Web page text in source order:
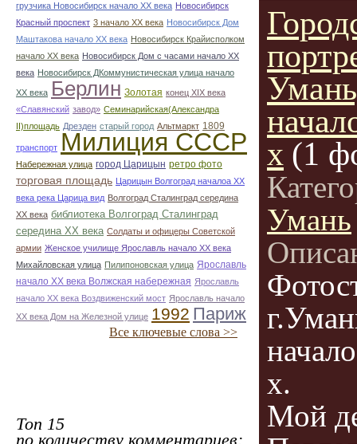
грузчика Новосибирск начало ХХ века Новосибирск
Красный проспект 3 начало ХХ века Новосибирск Дом
Маштакова начало ХХ века Новосибирск Крайисполком
начало ХХ века Новосибирск Дом с часами начало ХХ
века Новосибирск ДКоммунистическая улица начало
ХХ века Берлин Золотая конец ХІХ века
«Славянский завод» Семинарийская(Александра
II)площадь Дрезден старый город Альтмаркт 1809
транспорт Милиция СССР
Набережная улица город Царицын ретро фото
торговая площадь Царицын Волгоград началоа ХХ
века река Царица вид Волгоград Сталинград середина
ХХ века библиотека Волгоград Сталинград
середина ХХ века Солдаты и офицеры Советской
армии Женское училище Ярославль начало ХХ века
Михайловская улица Пилипоновская улица Ярославль
начало ХХ века Волжская набережная Ярославль
начало ХХ века Воздвиженский мост Ярославль начало
ХХ века Дом на Железной улице 1992 Париж
Все ключевые слова >>
Топ 15
по количеству комментариев:
х (1
Умань
х.
Мой